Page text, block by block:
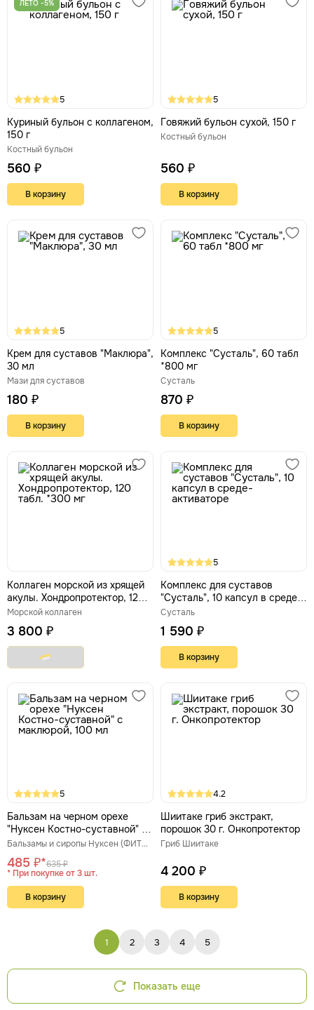
ЛЕТО -5%
5
Куриный бульон с коллагеном,
150 г
Костный бульон
560 ₽
В корзину
5
Говяжий бульон сухой, 150 г
Костный бульон
560 ₽
В корзину
5
Крем для суставов "Маклюра",
30 мл
Мази для суставов
180 ₽
В корзину
5
Комплекс "Сусталь", 60 табл
*800 мг
Сусталь
870 ₽
В корзину
Коллаген морской из хрящей
акулы. Хондропротектор, 120
табл. *300 мг
Морской коллаген
3 800 ₽
5
Комплекс для суставов
"Сусталь", 10 капсул в среде-
активаторе
Сусталь
1 590 ₽
В корзину
5
Бальзам на черном орехе
"Нуксен Костно-суставной" с
маклюрой, 100 мл
Бальзамы и сиропы Нуксен (ФИТЭКО)
485 ₽*635 ₽
* При покупке от 3 шт.
В корзину
4.2
Шиитаке гриб экстракт,
порошок 30 г. Онкопротектор
Гриб Шиитаке
4 200 ₽
В корзину
1 2 3 4 5
Показать еще